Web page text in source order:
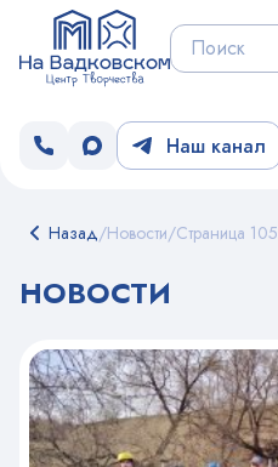
Наш канал
Назад/Новости/Страница 105
НОВОСТИ